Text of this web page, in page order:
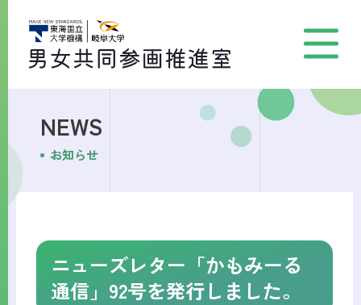
NEWS
お知らせ
ニューズレター「かもみーる
通信」92号を発行しました。